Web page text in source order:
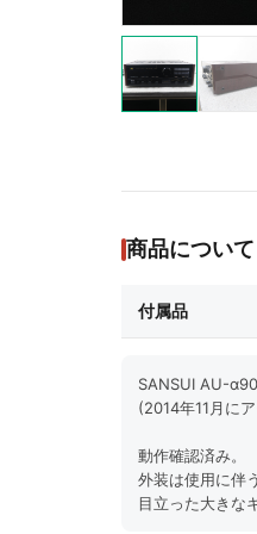
商品について
付属品
SANSUI AU-
(2014年11月に
動作確認済み。
外装は使用に伴
目立った大きな